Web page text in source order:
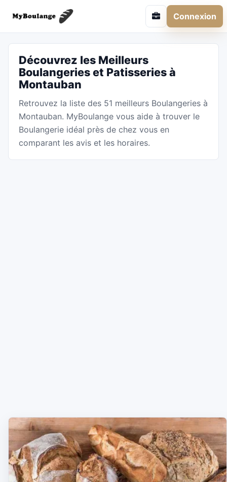
Connexion
Découvrez les Meilleurs
Boulangeries et Patisseries à
Montauban
Retrouvez la liste des 51 meilleurs Boulangeries à
Montauban. MyBoulange vous aide à trouver le
Boulangerie idéal près de chez vous en
comparant les avis et les horaires.